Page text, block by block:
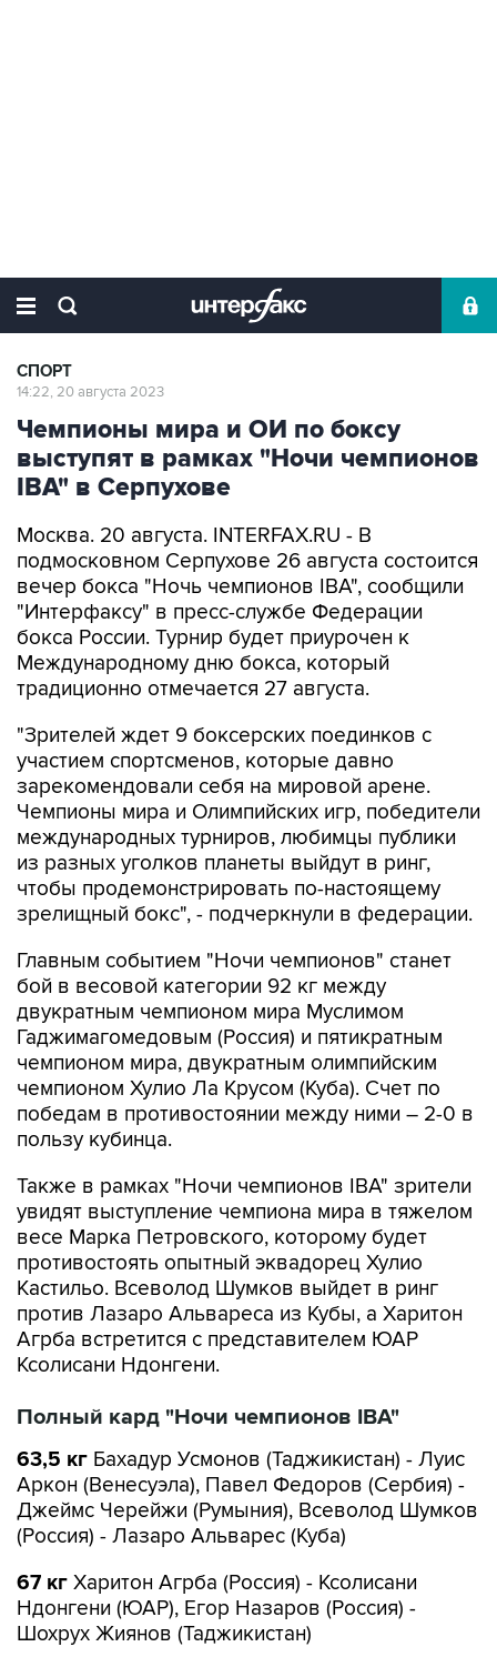
СПОРТ
14:22, 20 августа 2023
Чемпионы мира и ОИ по боксу
выступят в рамках "Ночи чемпионов
IBA" в Серпухове
Москва. 20 августа. INTERFAX.RU - В
подмосковном Серпухове 26 августа состоится
вечер бокса "Ночь чемпионов IBA", сообщили
"Интерфаксу" в пресс-службе Федерации
бокса России. Турнир будет приурочен к
Международному дню бокса, который
традиционно отмечается 27 августа.
"Зрителей ждет 9 боксерских поединков с
участием спортсменов, которые давно
зарекомендовали себя на мировой арене.
Чемпионы мира и Олимпийских игр, победители
международных турниров, любимцы публики
из разных уголков планеты выйдут в ринг,
чтобы продемонстрировать по-настоящему
зрелищный бокс", - подчеркнули в федерации.
Главным событием "Ночи чемпионов" станет
бой в весовой категории 92 кг между
двукратным чемпионом мира Муслимом
Гаджимагомедовым (Россия) и пятикратным
чемпионом мира, двукратным олимпийским
чемпионом Хулио Ла Крусом (Куба). Счет по
победам в противостоянии между ними – 2-0 в
пользу кубинца.
Также в рамках "Ночи чемпионов IBA" зрители
увидят выступление чемпиона мира в тяжелом
весе Марка Петровского, которому будет
противостоять опытный эквадорец Хулио
Кастильо. Всеволод Шумков выйдет в ринг
против Лазаро Альвареса из Кубы, а Харитон
Агрба встретится с представителем ЮАР
Ксолисани Ндонгени.
Полный кард "Ночи чемпионов IBA"
63,5 кг Бахадур Усмонов (Таджикистан) - Луис
Аркон (Венесуэла), Павел Федоров (Сербия) -
Джеймс Черейжи (Румыния), Всеволод Шумков
(Россия) - Лазаро Альварес (Куба)
67 кг Харитон Агрба (Россия) - Ксолисани
Ндонгени (ЮАР), Егор Назаров (Россия) -
Шохрух Жиянов (Таджикистан)